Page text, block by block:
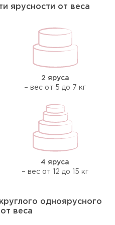
ярусности от веса
2 яруса
– вес от 5 до 7 кг
4 яруса
– вес от 12 до 15 кг
одноярусного
веса